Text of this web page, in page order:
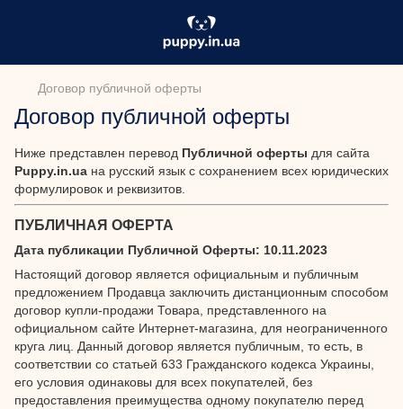
Договор публичной оферты
Договор публичной оферты
Ниже представлен перевод Публичной оферты для сайта
Puppy.in.ua на русский язык с сохранением всех юридических
формулировок и реквизитов.
ПУБЛИЧНАЯ ОФЕРТА
Дата публикации Публичной Оферты: 10.11.2023
Настоящий договор является официальным и публичным
предложением Продавца заключить дистанционным способом
договор купли-продажи Товара, представленного на
официальном сайте Интернет-магазина, для неограниченного
круга лиц. Данный договор является публичным, то есть, в
соответствии со статьей 633 Гражданского кодекса Украины,
его условия одинаковы для всех покупателей, без
предоставления преимущества одному покупателю перед